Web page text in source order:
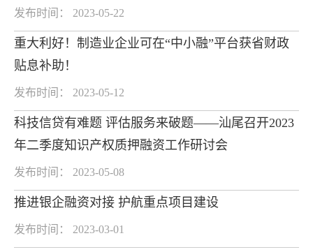
发布时间： 2023-05-22
重大利好！制造业企业可在“中小融”平台获省财政
贴息补助！
发布时间： 2023-05-12
科技信贷有难题 评估服务来破题——汕尾召开2023
年二季度知识产权质押融资工作研讨会
发布时间： 2023-05-08
推进银企融资对接 护航重点项目建设
发布时间： 2023-03-01